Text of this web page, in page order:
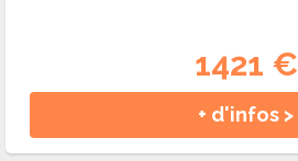
1421 €
+ d'infos >